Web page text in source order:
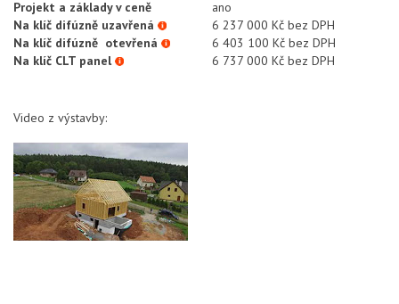
Projekt a základy v ceně
ano
Na klíč difúzně uzavřená
6 237 000 Kč bez DPH
Na klíč difúzně otevřená
6 403 100 Kč bez DPH
Na klíč CLT panel
6 737 000 Kč bez DPH
Video z výstavby: